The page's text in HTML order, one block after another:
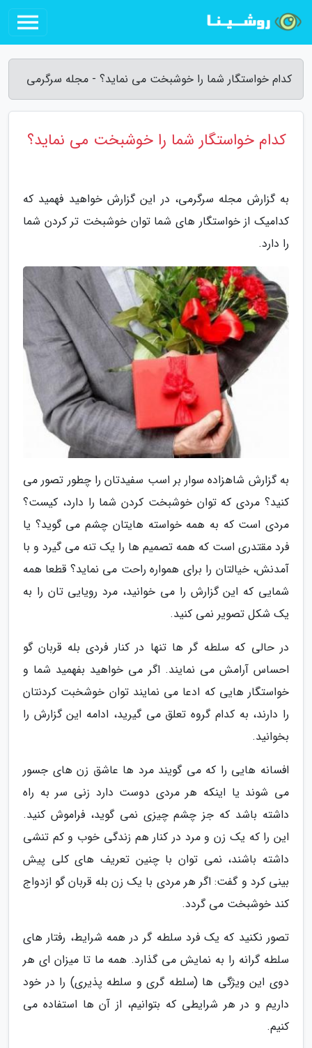
کدام خواستگار شما را خوشبخت می نماید؟ - مجله سرگرمی
کدام خواستگار شما را خوشبخت می نماید؟
به گزارش مجله سرگرمی، در این گزارش خواهید فهمید که
کدامیک از خواستگار های شما توان خوشبخت تر کردن شما
را دارد.
به گزارش شاهزاده سوار بر اسب سفیدتان را چطور تصور می
کنید؟ مردی که توان خوشبخت کردن شما را دارد، کیست؟
مردی است که به همه خواسته هایتان چشم می گوید؟ یا
فرد مقتدری است که همه تصمیم ها را یک تنه می گیرد و با
آمدنش، خیالتان را برای همواره راحت می نماید؟ قطعا همه
شمایی که این گزارش را می خوانید، مرد رویایی تان را به
یک شکل تصویر نمی کنید.
در حالی که سلطه گر ها تنها در کنار فردی بله قربان گو
احساس آرامش می نمایند. اگر می خواهید بفهمید شما و
خواستگار هایی که ادعا می نمایند توان خوشخبت کردنتان
را دارند، به کدام گروه تعلق می گیرید، ادامه این گزارش را
بخوانید.
افسانه هایی را که می گویند مرد ها عاشق زن های جسور
می شوند یا اینکه هر مردی دوست دارد زنی سر به راه
داشته باشد که جز چشم چیزی نمی گوید، فراموش کنید.
این را که یک زن و مرد در کنار هم زندگی خوب و کم تنشی
داشته باشند، نمی توان با چنین تعریف های کلی پیش
بینی کرد و گفت: اگر هر مردی با یک زن بله قربان گو ازدواج
کند خوشبخت می گردد.
تصور نکنید که یک فرد سلطه گر در همه شرایط، رفتار های
سلطه گرانه را به نمایش می گذارد. همه ما تا میزان ای هر
دوی این ویژگی ها (سلطه گری و سلطه پذیری) را در خود
داریم و در هر شرایطی که بتوانیم، از آن ها استفاده می
کنیم.